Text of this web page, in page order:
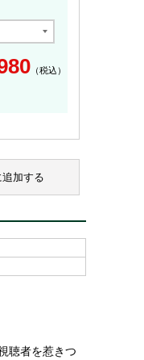
（税込）
加する
聴者を惹きつ